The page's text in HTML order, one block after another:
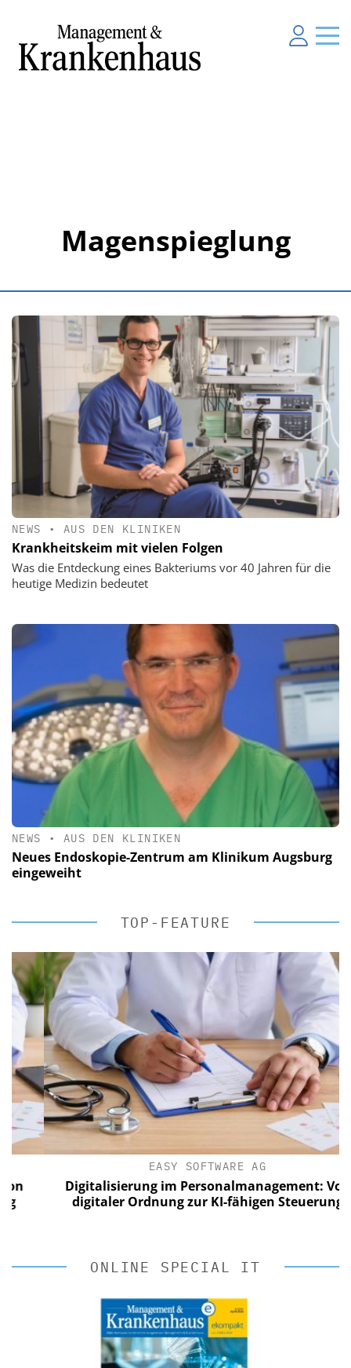
Magenspieglung
NEWS • AUS DEN KLINIKEN
Krankheitskeim mit vielen Folgen
Was die Entdeckung eines Bakteriums vor 40 Jahren für die
heutige Medizin bedeutet
NEWS • AUS DEN KLINIKEN
Neues Endoskopie-Zentrum am Klinikum Augsburg
eingeweiht
TOP-FEATURE
EASY SOFTWARE AG
Digitalisierung im Personalmanagement: Von
digitaler Ordnung zur KI-fähigen Steuerung
ONLINE SPECIAL IT